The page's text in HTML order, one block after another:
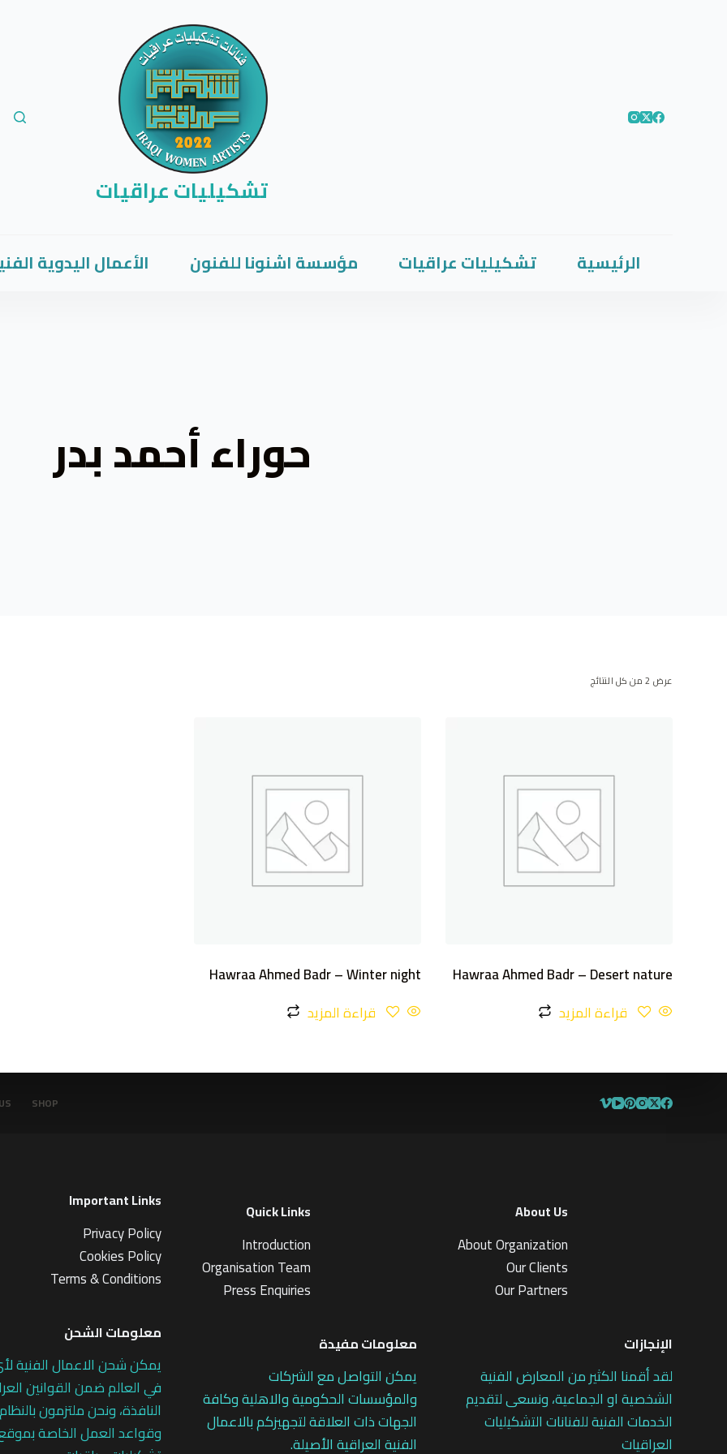
تشكيليات عراقيات
الرئيسية تشكيليات عراقيات مؤسسة اشنونا للفنون الأعمال اليدوية
حوراء أحمد بدر
عرض ⁦2⁩ من كل النتائج
Hawraa Ahmed Badr – Desert nature
قراءة المزيد
Hawraa Ahmed Badr – Winter night
قراءة المزيد
SHOP
About Us
About Organization
Our Clients
Our Partners
الإنجازات
لقد أقمنا الكثير من المعارض الفنية
الشخصية او الجماعية، ونسعى لتقديم
الخدمات الفنية للفنانات التشكيليات
العراقيات
Quick Links
Introduction
Organisation Team
Press Enquiries
معلومات مفيدة
يمكن التواصل مع الشركات
والمؤسسات الحكومية والاهلية وكافة
الجهات ذات العلاقة لتجهيزكم بالاعمال
الفنية العراقية الأصيلة.
Important Links
Privacy Policy
Cookies Policy
Terms & Conditions
معلومات الشحن
يمكن شحن الاعمال الفنية
في العالم ضمن القوانين
النافذة، ونحن ملتزمون
وقواعد العمل الخاصة